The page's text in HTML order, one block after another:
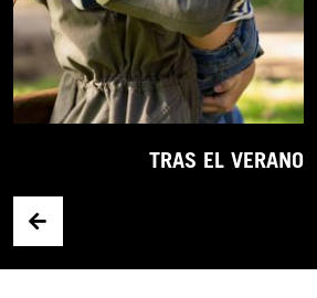
TRAS EL VERANO